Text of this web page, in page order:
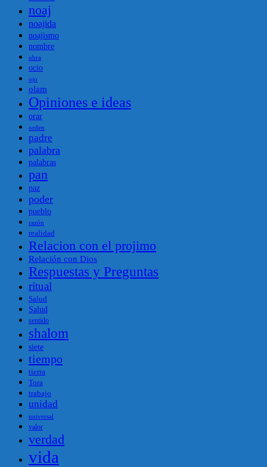
noaj
noajida
noajismo
nombre
obra
ocio
ojo
olam
Opiniones e ideas
orar
orden
padre
palabra
palabras
pan
paz
poder
pueblo
razón
realidad
Relacion con el projimo
Relación con Dios
Respuestas y Preguntas
ritual
Salud
Salud
sentido
shalom
siete
tiempo
tierra
Tora
trabajo
unidad
universal
valor
verdad
vida